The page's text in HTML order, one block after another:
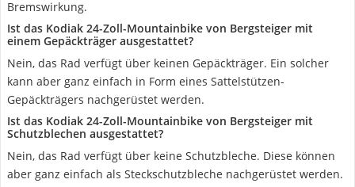
Bremswirkung.
Ist das Kodiak 24-Zoll-Mountainbike von Bergsteiger mit
einem Gepäckträger ausgestattet?
Nein, das Rad verfügt über keinen Gepäckträger. Ein solcher
kann aber ganz einfach in Form eines Sattelstützen-
Gepäckträgers nachgerüstet werden.
Ist das Kodiak 24-Zoll-Mountainbike von Bergsteiger mit
Schutzblechen ausgestattet?
Nein, das Rad verfügt über keine Schutzbleche. Diese können
aber ganz einfach als Steckschutzbleche nachgerüstet werden.